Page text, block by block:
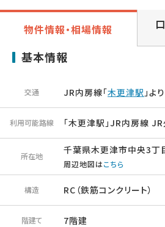
物件情報・相場情報
基本情報
交通 JR内房線「木更津駅 」よ
利用可能路線 「木更津駅」JR内房線
所在地
千葉県木更津市中央3丁
周辺地図はこちら
構造 RC（鉄筋コンクリート）
階建て 7階建